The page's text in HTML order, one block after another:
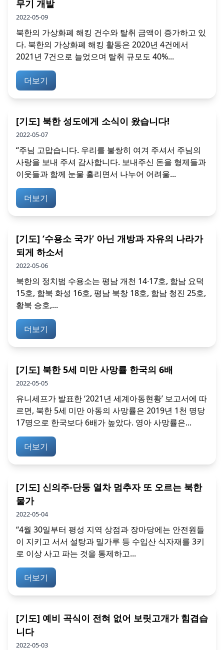
무기 개발
2022-05-09
북한의 가상화폐 해킹 건수와 탈취 금액이 증가하고 있
다. 북한의 가상화폐 해킹 활동은 2020년 4건에서
2021년 7건으로 늘었으며 탈취 규모도 40%...
더보기
[기도] 북한 성도에게 소식이 왔습니다!
2022-05-07
“주님 고맙습니다. 우리를 불쌍히 여겨 주셔서 주님의
사랑을 보내 주셔 감사합니다. 보내주신 돈을 형제들과
이웃들과 함께 눈물 흘리면서 나누어 어려울...
더보기
[기도] ‘수용소 국가’ 아닌 개방과 자유의 나라가
되게 하소서
2022-05-06
북한의 정치범 수용소는 평남 개천 14∙17호, 함남 요덕
15호, 함북 화성 16호, 평남 북창 18호, 함남 청진 25호,
황북 승호,...
더보기
[기도] 북한 5세 미만 사망률 한국의 6배
2022-05-05
유니세프가 발표한 ‘2021년 세계아동현황’ 보고서에 따
르면, 북한 5세 미만 아동의 사망률은 2019년 1천 명당
17명으로 한국보다 6배가 높았다. 영아 사망률은...
더보기
[기도] 신의주-단둥 열차 멈추자 또 오르는 북한
물가
2022-05-04
“4월 30일부터 평성 지역 상점과 장마당에는 안전원들
이 지키고 서서 설탕과 밀가루 등 수입산 식자재를 3키
로 이상 사고 파는 것을 통제하고...
더보기
[기도] 예비 곡식이 전혀 없어 보릿고개가 힘겹습
니다
2022-05-03